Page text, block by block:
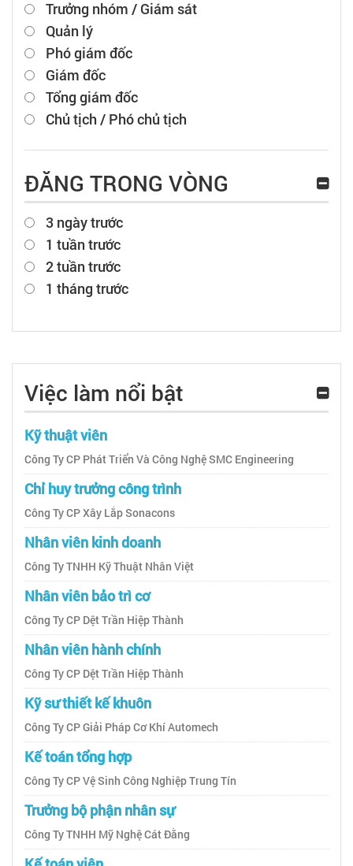
Trưởng nhóm / Giám sát
Quản lý
Phó giám đốc
Giám đốc
Tổng giám đốc
Chủ tịch / Phó chủ tịch
ĐĂNG TRONG VÒNG
3 ngày trước
1 tuần trước
2 tuần trước
1 tháng trước
Việc làm nổi bật
Kỹ thuật viên
Công Ty CP Phát Triển Và Công Nghệ SMC Engineering
Chỉ huy trưởng công trình
Công Ty CP Xây Lắp Sonacons
Nhân viên kinh doanh
Công Ty TNHH Kỹ Thuật Nhân Việt
Nhân viên bảo trì cơ
Công Ty CP Dệt Trần Hiệp Thành
Nhân viên hành chính
Công Ty CP Dệt Trần Hiệp Thành
Kỹ sư thiết kế khuôn
Công Ty CP Giải Pháp Cơ Khí Automech
Kế toán tổng hợp
Công Ty CP Vệ Sinh Công Nghiệp Trung Tín
Trưởng bộ phận nhân sự
Công Ty TNHH Mỹ Nghệ Cát Đằng